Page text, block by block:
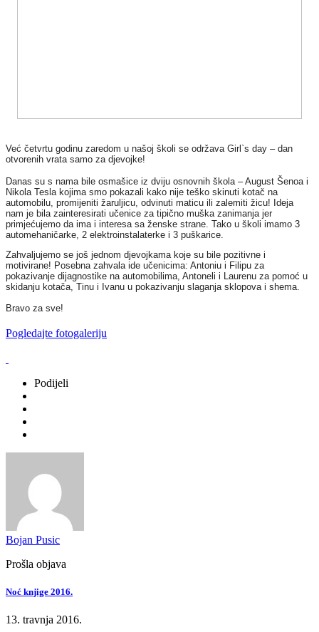
Već četvrtu godinu zaredom u našoj školi se održava Girl`s day – dan
otvorenih vrata samo za djevojke!
Danas su s nama bile osmašice iz dviju osnovnih škola – August Šenoa i
Nikola Tesla kojima smo pokazali kako nije teško skinuti kotač na
automobilu, promijeniti žaruljicu, odvinuti maticu ili zalemiti žicu! Ideja
nam je bila zainteresirati učenice za tipično muška zanimanja jer
primjećujemo da ima i interesa sa ženske strane. Tako u školi imamo 3
automehaničarke, 2 elektroinstalaterke i 3 puškarice.
Zahvaljujemo se još jednom djevojkama koje su bile pozitivne i
motivirane! Posebna zahvala ide učenicima: Antoniu i Filipu za
pokazivanje dijagnostike na automobilima, Antoneli i Laurenu za pomoć u
skidanju kotača, Tinu i Ivanu u pokazivanju slaganja sklopova i shema.
Bravo za sve!
Pogledajte fotogaleriju
Podijeli
Bojan Pusic
Prošla objava
Noć knjige 2016.
13. travnja 2016.